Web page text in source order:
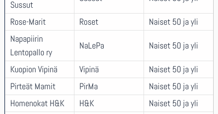
Sussut
Rose-Marit Roset
Naiset 50 ja yli
Napapiirin
Lentopallo ry
NaLePa Naiset 50 ja yli
Kuopion Vipinä Vipinä
Naiset 50 ja yli
Pirteät Mamit
PirMa
Naiset 50 ja yli
Homenokat H&K
H&K
Naiset 50 ja yli